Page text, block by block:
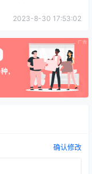
2023-8-30 17:53:02
确认修改